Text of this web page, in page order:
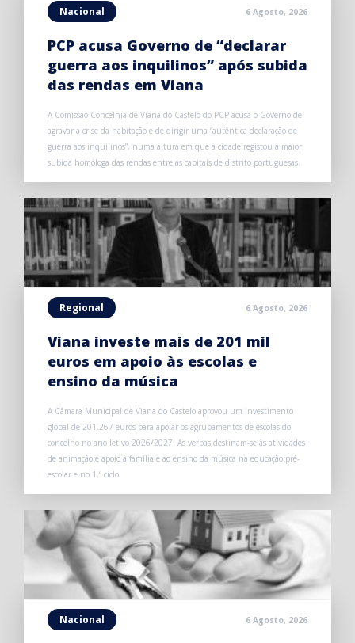
Nacional 6 Agosto, 2026
PCP acusa Governo de “declarar
guerra aos inquilinos” após subida
das rendas em Viana
A Comissão Concelhia de Viana do Castelo do PCP acusa o Governo de
agravar a crise da habitação e de dirigir uma “autêntica declaração de
guerra aos inquilinos”, numa altura em que a cidade registou a maior
subida homóloga das rendas entre as capitais de distrito portuguesas.
Regional 6 Agosto, 2026
Viana investe mais de 201 mil
euros em apoio às escolas e
ensino da música
A Câmara Municipal de Viana do Castelo aprovou um investimento
global de 201.267 euros para apoiar os agrupamentos de escolas do
concelho no ano letivo 2026/2027. As verbas destinam-se às atividades
de animação e apoio à família e ao ensino da música na educação pré-
escolar e no 1.º ciclo.
Nacional 6 Agosto, 2026